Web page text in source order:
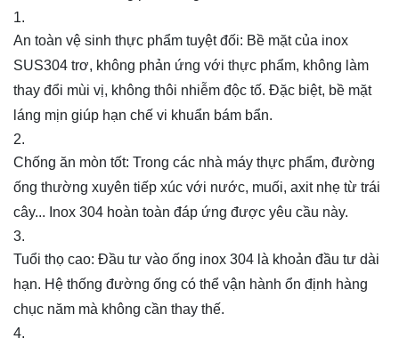
An toàn vệ sinh thực phẩm tuyệt đối: Bề mặt của inox
SUS304 trơ, không phản ứng với thực phẩm, không làm
thay đổi mùi vị, không thôi nhiễm độc tố. Đặc biệt, bề mặt
láng mịn giúp hạn chế vi khuẩn bám bẩn.
Chống ăn mòn tốt: Trong các nhà máy thực phẩm, đường
ống thường xuyên tiếp xúc với nước, muối, axit nhẹ từ trái
cây... Inox 304 hoàn toàn đáp ứng được yêu cầu này.
Tuổi thọ cao: Đầu tư vào ống inox 304 là khoản đầu tư dài
hạn. Hệ thống đường ống có thể vận hành ổn định hàng
chục năm mà không cần thay thế.